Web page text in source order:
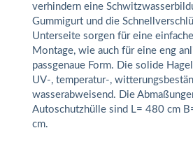
verhindern eine
Gummigurt und die
Unterseite sorgen für eine
Montage, wie auch für eine eng
passgenaue Form. Die solide
UV-, temperatur-,
wasserabweisend. Die
Autoschutzhülle sind L= 480 cm
cm.